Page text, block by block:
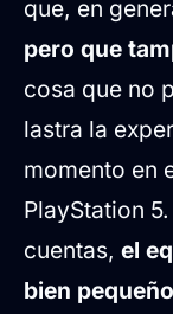
que, en
pero que
cosa que no
lastra la
momento en
PlayStation
cuentas, el
bien pequeño